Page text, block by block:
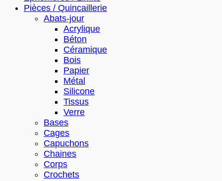
Pièces / Quincaillerie
Abats-jour
Acrylique
Béton
Céramique
Bois
Papier
Métal
Silicone
Tissus
Verre
Bases
Cages
Capuchons
Chaines
Corps
Crochets